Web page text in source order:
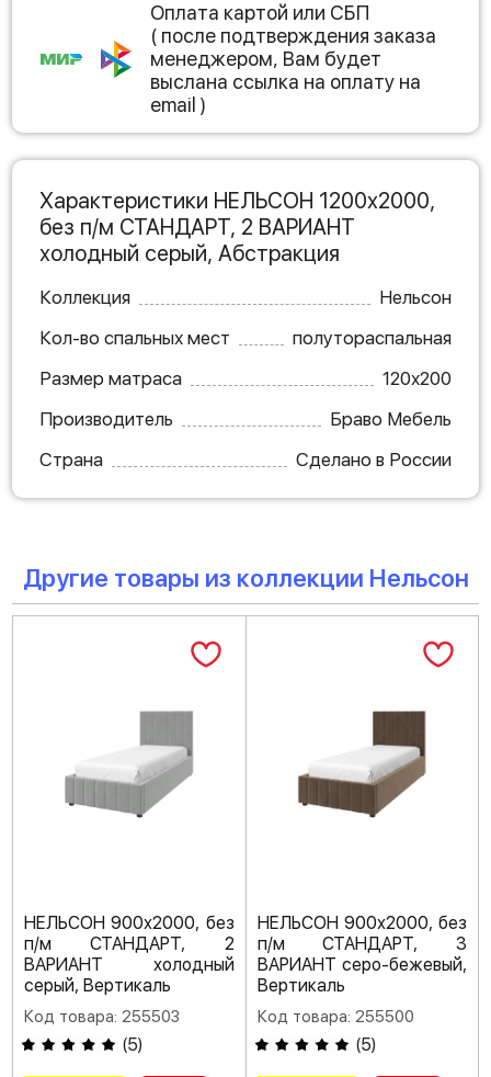
Оплата картой или СБП
( после подтверждения заказа
менеджером, Вам будет
выслана ссылка на оплату на
email )
Характеристики НЕЛЬСОН 1200х2000,
без п/м СТАНДАРТ, 2 ВАРИАНТ
холодный серый, Абстракция
Коллекция
Нельсон
Кол-во спальных мест
полутораспальная
Размер матраса
120х200
Производитель
Браво Мебель
Страна
Сделано в России
Другие товары из коллекции Нельсон
НЕЛЬСОН 900х2000, без
п/м СТАНДАРТ, 2
ВАРИАНТ холодный
серый, Вертикаль
Код товара: 255503
(5)
НЕЛЬСОН 900х2000, без
п/м СТАНДАРТ, 3
ВАРИАНТ серо-бежевый,
Вертикаль
Код товара: 255500
(5)